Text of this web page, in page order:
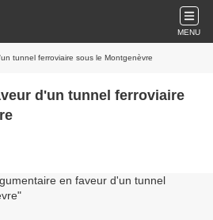
MENU
tunnel ferroviaire sous le Montgenèvre
d'un tunnel ferroviaire